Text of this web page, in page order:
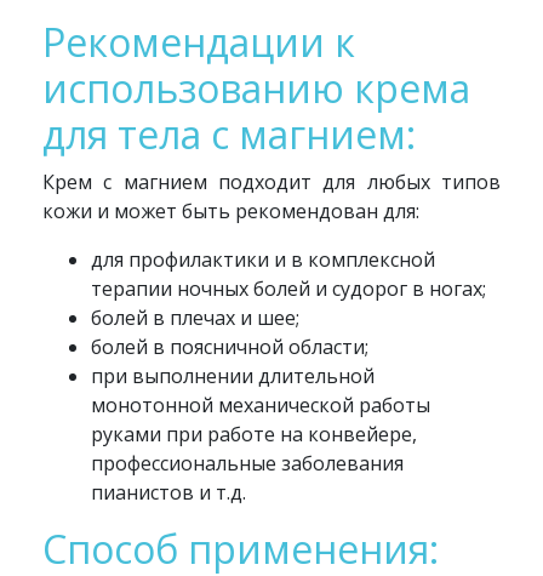
Рекомендации к
использованию крема
для тела с магнием:
Крем с магнием подходит для любых типов
кожи и может быть рекомендован для:
для профилактики и в комплексной
терапии ночных болей и судорог в ногах;
болей в плечах и шее;
болей в поясничной области;
при выполнении длительной
монотонной механической работы
руками при работе на конвейере,
профессиональные заболевания
пианистов и т.д.
Способ применения: